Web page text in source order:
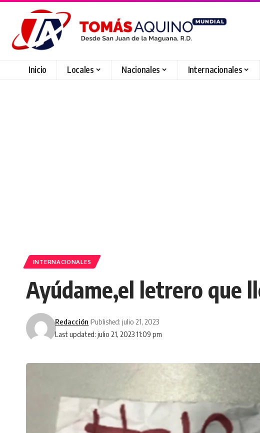
Inicio Locales Nacionales Internacionales
INTERNACIONALES
Ayúdame,el letrero que
Last updated: julio 21, 2023 11:09 pm
Redacción Published: julio 21, 2023